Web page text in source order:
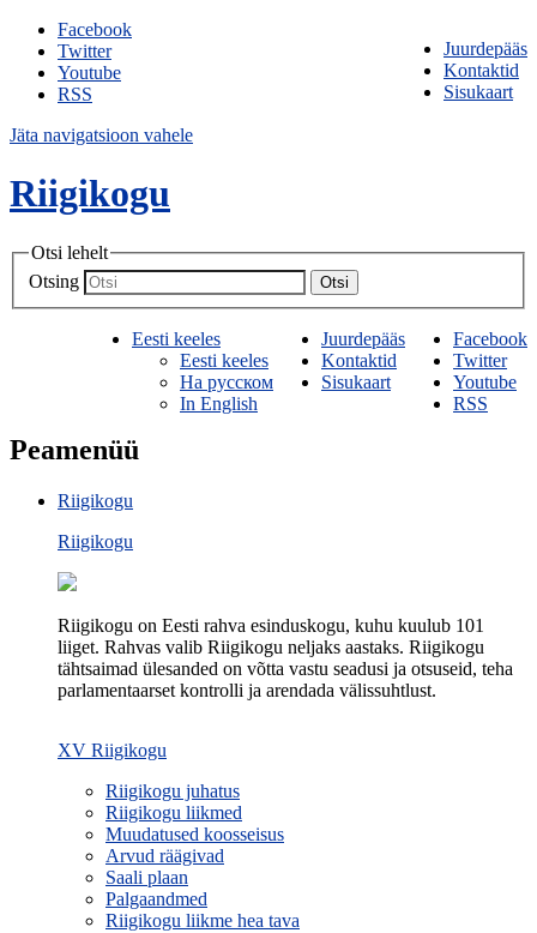
Juurdepääs
Kontaktid
Sisukaart
Facebook
Twitter
Youtube
RSS
Jäta navigatsioon vahele
Riigikogu
Otsi lehelt
Otsing
Otsi
Facebook
Twitter
Youtube
RSS
Juurdepääs
Kontaktid
Sisukaart
Eesti keeles
Eesti keeles
На русском
In English
Peamenüü
Riigikogu
Riigikogu
Riigikogu on Eesti rahva esinduskogu, kuhu kuulub 101
liiget. Rahvas valib Riigikogu neljaks aastaks. Riigikogu
tähtsaimad ülesanded on võtta vastu seadusi ja otsuseid, teha
parlamentaarset kontrolli ja arendada välissuhtlust.
XV Riigikogu
Riigikogu juhatus
Riigikogu liikmed
Muudatused koosseisus
Arvud räägivad
Saali plaan
Palgaandmed
Riigikogu liikme hea tava